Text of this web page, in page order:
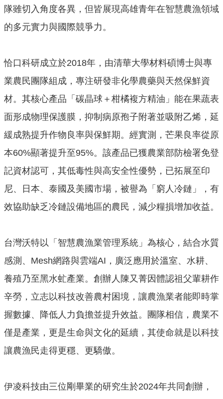
隱
私
權
安
全
政
策
政
網
站
資
放
告
隊雖切入角度各異，但皆展現高雄青年在智慧農漁領域
的多元實力與國際競爭力。
恰口科研成立於2018年，由清華大學材料碩博士與專
業農民團隊組成，專注研發非化學農藥與天然保鮮資
材。其核心產品「碳晶球＋柑橘複方精油」能在果蔬表
面形成物理保護膜，抑制病原孢子附著並吸附乙烯，延
緩成熟提升作物良率與保鮮期。經實測，芒果良率從原
本60%顯著提升至95%。該產品已獲農業部防檢署免登
記資材認可，其低毒性與高安全性優勢，已拓展至印
尼、日本、泰國及美國市場，被譽為「窮人冷鏈」，有
效協助缺乏冷鏈設備地區的農民，減少糧損增加收益。
台灣沃特以「智慧農漁業管理系統」為核心，結合水質
感測、Mesh網路與雲端AI，廣泛應用於溫室、水耕、
養殖乃至黑水虻產業。創辦人陳又菁因體認祖父輩耕作
辛勞，立志以科技改善農村困境，讓農漁業者能即時掌
握數據、降低人力負擔並提升效益。團隊相信，農業不
僅是產業，更是生命與文化的延續，其使命就是以科技
讓農漁民走得更穩、更驕傲。
伊凌科技由三位剛畢業的研究生於2024年共同創辦，